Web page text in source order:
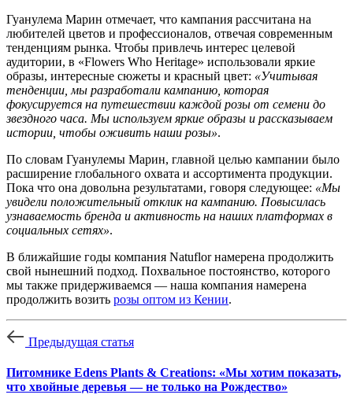
Гуанулема Марин отмечает, что кампания рассчитана на
любителей цветов и профессионалов, отвечая современным
тенденциям рынка. Чтобы привлечь интерес целевой
аудитории, в «Flowers Who Heritage» использовали яркие
образы, интересные сюжеты и красный цвет: «Учитывая
тенденции, мы разработали кампанию, которая
фокусируется на путешествии каждой розы от семени до
звездного часа. Мы используем яркие образы и рассказываем
истории, чтобы оживить наши розы».
По словам Гуанулемы Марин, главной целью кампании было
расширение глобального охвата и ассортимента продукции.
Пока что она довольна результатами, говоря следующее: «Мы
увидели положительный отклик на кампанию. Повысилась
узнаваемость бренда и активность на наших платформах в
социальных сетях».
В ближайшие годы компания Natuflor намерена продолжить
свой нынешний подход. Похвальное постоянство, которого
мы также придерживаемся — наша компания намерена
продолжить возить розы оптом из Кении.
Предыдущая статья
Питомнике Edens Plants & Creations: «Мы хотим показать,
что хвойные деревья — не только на Рождество»